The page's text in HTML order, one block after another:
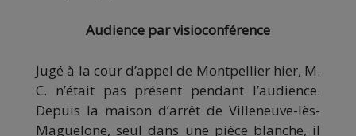
Audience par visioconférence
Jugé à la cour d’appel de Montpellier hier, M.
C. n’était pas présent pendant l’audience.
Depuis la maison d’arrêt de Villeneuve-lès-
Maguelone, seul dans une pièce blanche, il